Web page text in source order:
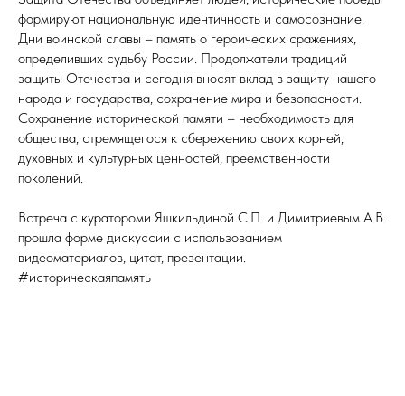
формируют национальную идентичность и самосознание.
Дни воинской славы – память о героических сражениях,
определивших судьбу России. Продолжатели традиций
защиты Отечества и сегодня вносят вклад в защиту нашего
народа и государства, сохранение мира и безопасности.
Сохранение исторической памяти – необходимость для
общества, стремящегося к сбережению своих корней,
духовных и культурных ценностей, преемственности
поколений.
Встреча с куратороми Яшкильдиной С.П. и Димитриевым А.В.
прошла форме дискуссии с использованием
видеоматериалов, цитат, презентации.
#историческаяпамять